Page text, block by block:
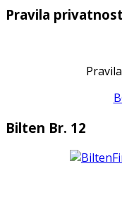
Pravila
Bilten Br. 12